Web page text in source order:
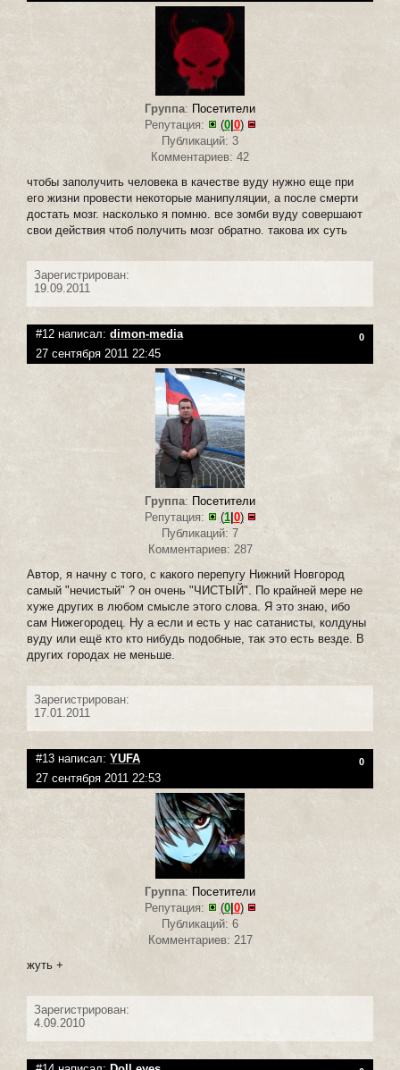
Группа: Посетители
Репутация:
(0| 0)
Публикаций: 3
Комментариев: 42
чтобы заполучить человека в качестве вуду нужно еще при
его жизни провести некоторые манипуляции, а после смерти
достать мозг. насколько я помню. все зомби вуду совершают
свои действия чтоб получить мозг обратно. такова их суть
Зарегистрирован:
19.09.2011
#12 написал: dimon-media 0
27 сентября 2011 22:45
Группа: Посетители
Репутация:
(1|0)
Публикаций: 7
Комментариев: 287
Автор, я начну с того, с какого перепугу Нижний Новгород
самый "нечистый" ? он очень "ЧИСТЫЙ". По крайней мере не
хуже других в любом смысле этого слова. Я это знаю, ибо
сам Нижегородец. Ну а если и есть у нас сатанисты, колдуны
вуду или ещё кто кто нибудь подобные, так это есть везде. В
других городах не меньше.
Зарегистрирован:
17.01.2011
#13 написал: YUFA 0
27 сентября 2011 22:53
Группа: Посетители
Репутация:
(0|0)
Публикаций: 6
Комментариев: 217
жуть +
Зарегистрирован:
4.09.2010